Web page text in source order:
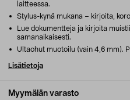
Myymälän varasto
laitteessa.
Stylus-kynä mukana – kirjoita,
Lue dokumentteja ja kirjoita
samanaikaisesti.
Ultaohut muotoilu (vain 4,6 mm).
Lisätietoja